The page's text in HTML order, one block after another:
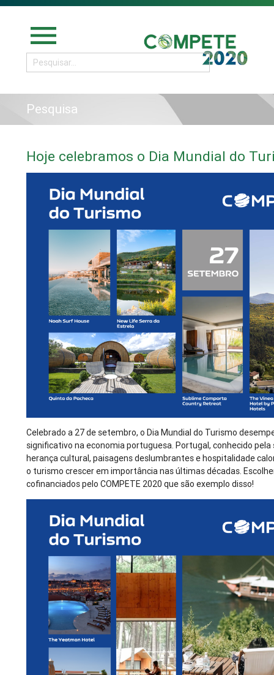
menu
Pesquisa
Hoje celebramos o Dia Mundial do
Celebrado a 27 de setembro, o Dia Mundial do Turismo
significativo na economia portuguesa. Portugal, conhecido pela
herança cultural, paisagens deslumbrantes e hospitalidade
o turismo crescer em importância nas últimas décadas.
cofinanciados pelo COMPETE 2020 que são exemplo disso!